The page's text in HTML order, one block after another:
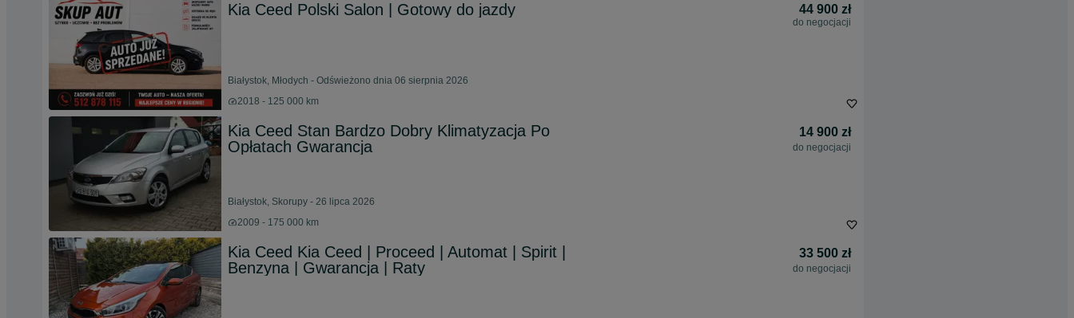
Kia Ceed Polski Salon | Gotowy do jazdy 44 900 zł
do negocjacji
Białystok, Młodych - Odświeżono dnia 06 sierpnia 2026
2018 - 125 000 km
Kia Ceed Stan Bardzo Dobry Klimatyzacja Po
Opłatach Gwarancja
14 900 zł
do negocjacji
Białystok, Skorupy - 26 lipca 2026
2009 - 175 000 km
Kia Ceed Kia Ceed | Proceed | Automat | Spirit |
Benzyna | Gwarancja | Raty
33 500 zł
do negocjacji